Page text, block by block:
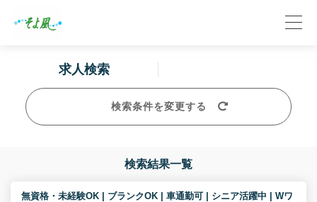
求人検索
検索条件を変更する
検索結果一覧
無資格・未経験OK | ブランクOK | 車通勤可 | シニア活躍中 | Wワ